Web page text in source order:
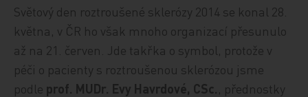
Světový den roztroušené sklerózy 2014 se konal 28.
května, v ČR ho však mnoho organizací přesunulo
až na 21. červen. Jde takřka o symbol, protože v
péči o pacienty s roztroušenou sklerózou jsme
podle prof. MUDr. Evy Havrdové, CSc., přednostky